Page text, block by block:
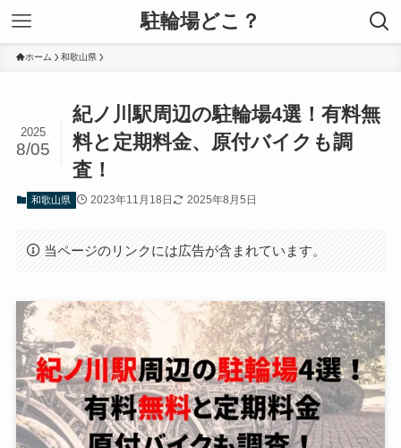
駐輪場どこ？
ホーム 和歌山県
紀ノ川駅周辺の駐輪場4選！有料無
料と定期料金、原付バイクも調
査！
2025
8/05
和歌山県 2023年11月18日 2025年8月5日
当ページのリンクには広告が含まれています。